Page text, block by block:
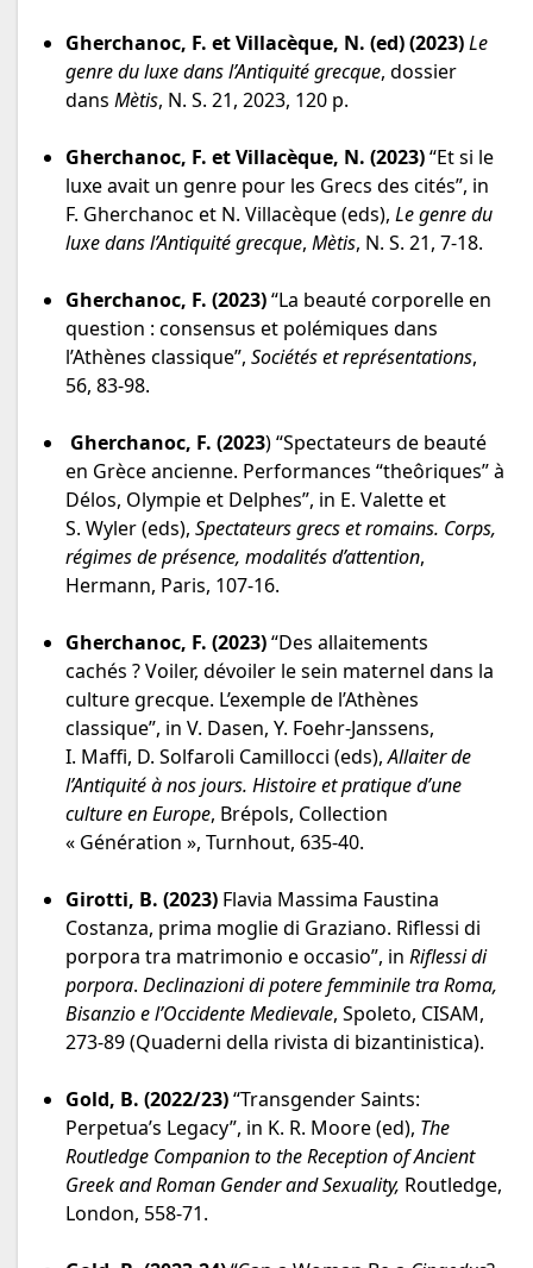
Gherchanoc, F. et Villacèque, N. (ed)(2023)Le
genre du luxe dans l’Antiquité grecque, dossier
dans Mètis, N. S. 21, 2023, 120 p.
Gherchanoc, F. et Villacèque, N. (2023)“Et si le
luxe avait un genre pour les Grecs des cités”, in
F. Gherchanoc et N. Villacèque (eds), Le genre du
luxe dans l’Antiquité grecque, Mètis, N. S. 21, 7-18.
Gherchanoc, F. (2023)“La beauté corporelle en
question : consensus et polémiques dans
l’Athènes classique”, Sociétés et représentations,
56, 83-98.
Gherchanoc, F. (2023) “Spectateurs de beauté
en Grèce ancienne. Performances “theôriques” à
Délos, Olympie et Delphes”, in E. Valette et
S. Wyler (eds), Spectateurs grecs et romains. Corps,
régimes de présence, modalités d’attention,
Hermann, Paris, 107-16.
Gherchanoc, F. (2023)“Des allaitements
cachés ? Voiler, dévoiler le sein maternel dans la
culture grecque. L’exemple de l’Athènes
classique”, in V. Dasen, Y. Foehr-Janssens,
I. Maffi, D. Solfaroli Camillocci (eds),Allaiter de
l’Antiquité à nos jours. Histoire et pratique d’une
culture en Europe, Brépols, Collection
« Génération », Turnhout, 635-40.
Girotti, B. (2023) Flavia Massima Faustina
Costanza, prima moglie di Graziano. Riflessi di
porpora tra matrimonio e occasio”, in Riflessi di
porpora. Declinazioni di potere femminile tra Roma,
Bisanzio e l’Occidente Medievale, Spoleto, CISAM,
273-89 (Quaderni della rivista di bizantinistica).
Gold, B. (2022/23)“Transgender Saints:
Perpetua’s Legacy”, in K. R. Moore (ed), The
Routledge Companion to the Reception of Ancient
Greek and Roman Gender and Sexuality, Routledge,
London, 558-71.